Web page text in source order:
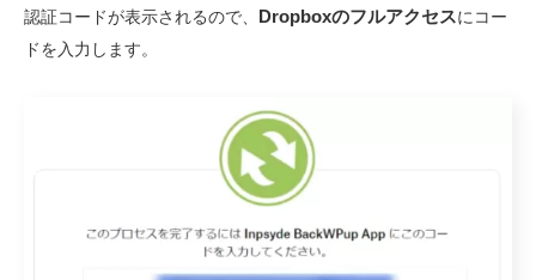
認証コードが表示されるので、 Dropboxのフルアクセスにコー
ドを入力します。